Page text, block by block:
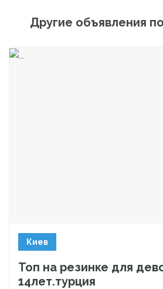
Другие объявления
Киев
Топ на резинке для
14лет.турция